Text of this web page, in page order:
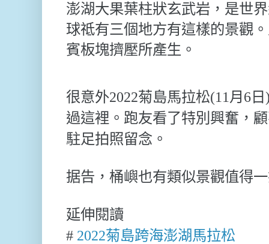
澎湖大果葉柱狀玄武岩，是世
球祗有三個地方有這樣的景觀
賓板塊擠壓所產生。
很意外2022菊島馬拉松(11月6
過這裡。跑友看了特別興奮，
駐足拍照留念。
据告，桶嶼也有類似景觀值得
延伸閱讀
# 2022菊島跨海澎湖馬拉松